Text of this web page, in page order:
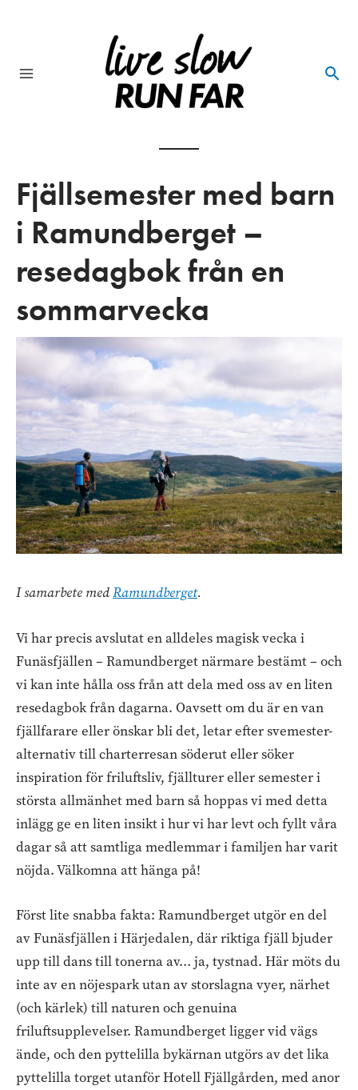
Fjällsemester med barn
i Ramundberget –
resedagbok från en
sommarvecka
I samarbete medRamundberget.
Vi har precis avslutat en alldeles magisk vecka i
Funäsfjällen – Ramundberget närmare bestämt – och
vi kan inte hålla oss från att dela med oss av en liten
resedagbok från dagarna. Oavsett om du är en van
fjällfarare eller önskar bli det, letar efter svemester-
alternativ till charterresan söderut eller söker
inspiration för friluftsliv, fjällturer eller semester i
största allmänhet med barn så hoppas vi med detta
inlägg ge en liten insikt i hur vi har levt och fyllt våra
dagar så att samtliga medlemmar i familjen har varit
nöjda. Välkomna att hänga på!
Först lite snabba fakta: Ramundberget utgör en del
av Funäsfjällen i Härjedalen, där riktiga fjäll bjuder
upp till dans till tonerna av… ja, tystnad. Här möts du
inte av en nöjespark utan av storslagna vyer, närhet
(och kärlek) till naturen och genuina
friluftsupplevelser. Ramundberget ligger vid vägs
ände, och den pyttelilla bykärnan utgörs av det lika
pyttelilla torget utanför Hotell Fjällgården, med anor